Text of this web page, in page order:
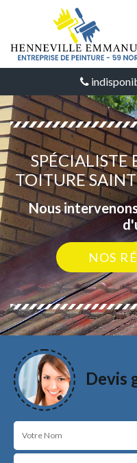
SPÉCIALISTE
TOITURE
Nous
NOS
Devis